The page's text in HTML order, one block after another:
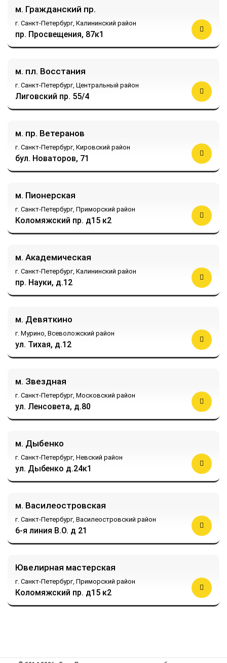
м. Гражданский пр.
г. Санкт-Петербург, Калининский район
пр. Просвещения, 87к1
м. пл. Восстания
г. Санкт-Петербург, Центральный район
Лиговский пр. 55/4
м. пр. Ветеранов
г. Санкт-Петербург, Кировский район
бул. Новаторов, 71
м. Пионерская
г. Санкт-Петербург, Приморский район
Коломяжский пр. д15 к2
м. Академическая
г. Санкт-Петербург, Калининский район
пр. Науки, д.12
м. Девяткино
г. Мурино, Всеволожский район
ул. Тихая, д.12
м. Звездная
г. Санкт-Петербург, Московский район
ул. Ленсовета, д.80
м. Дыбенко
г. Санкт-Петербург, Невский район
ул. Дыбенко д.24к1
м. Василеостровская
г. Санкт-Петербург, Василеостровский район
6-я линия В.О. д 21
Ювелирная мастерская
г. Санкт-Петербург, Приморский район
Коломяжский пр. д15 к2